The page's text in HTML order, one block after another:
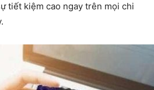
tiết kiệm cao ngay trên mọi chi